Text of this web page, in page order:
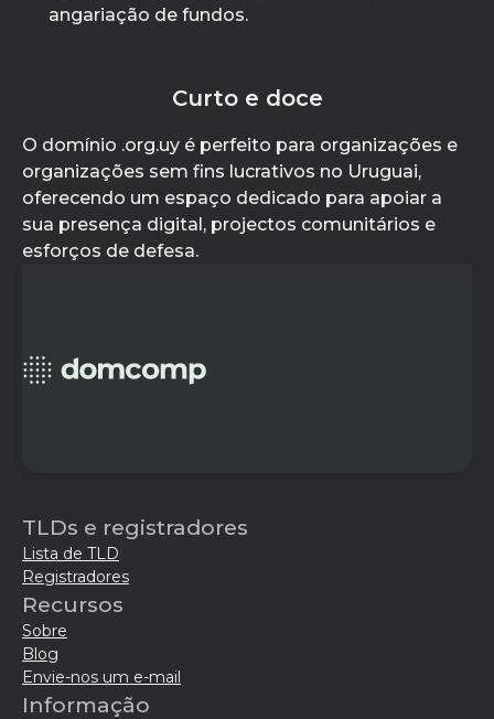
angariação de fundos.
Curto e doce
O domínio .org.uy é perfeito para organizações e
organizações sem fins lucrativos no Uruguai,
oferecendo um espaço dedicado para apoiar a
sua presença digital, projectos comunitários e
esforços de defesa.
TLDs e registradores
Lista de TLD
Registradores
Recursos
Sobre
Blog
Envie-nos um e-mail
Informação